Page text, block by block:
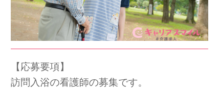
WEB勤怠
支店連絡先一覧
会社概要 個人情報保護方針
【応募要項】
訪問入浴の看護師の募集です。